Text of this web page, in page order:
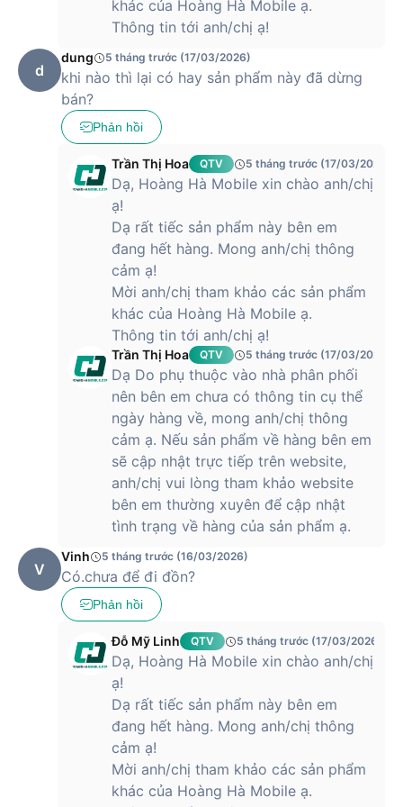
năng thông minh và độ bền cao, đây là lựa chọn lý tưởng cho
người dùng tìm kiếm một chiếc smartphone toàn diện và
đẳng cấp.
Biểu tượng của phong cách sang trọng, tinh tế
và mỏng nhẹ
Với trọng lượng chỉ 205g và độ mỏng 8.1mm, thiết bị tạo cảm
giác cầm nắm nhẹ nhàng, thoải mái trong mọi thao tác. Thiết
kế cong bốn cạnh mềm mại giúp tổng thể máy trở nên tinh tế
và hài hòa, đồng thời ôm trọn lòng bàn tay, mang lại cảm
giác dễ chịu ngay cả khi sử dụng trong thời gian dài.
Không chỉ nổi bật bởi vẻ ngoài sang trọng,
5G còn thể hiện độ bền ấn tượng khi đạt chuẩn kháng nước,
kháng bụi IP68 và IP69, cho phép người dùng yên tâm trong
mọi môi trường sử dụng. Sự chắc chắn của khung kim loại và
mặt lưng kính được gia công tỉ mỉ giúp máy luôn giữ được vẻ
đẹp bền bỉ theo thời gian.
Thiết bị còn nhận chứng nhận 5 sao từ SGS về khả năng
chống rơi và va đập, chứng minh chất lượng hoàn thiện đạt
chuẩn cao nhất trong phân khúc.
Hai phiên bản màuxámvàđenmang đến phong cách đơn
giản nhưng tinh tế, phù hợp với người dùng yêu thích sự tối
giản và chuyên nghiệp. Từng chi tiết đều được chăm chút kỹ
lưỡng, thể hiện tinh thần sáng tạo và sự tỉ mỉ trong thiết kế,
khẳng định vị thế của một chiếc smartphone cao cấp – mỏng
nhẹ, bền bỉ và sang trọng trong từng đường nét.
Màn hình HONOR 400 PRO 5G đỉnh cao cho
trải nghiệm thị giác, sắc nét trong từng khung
Điện thoại này mang đến trải nghiệm thị giác ấn tượng với
màn hình AMOLED 6.7 inch được tinh chỉnh hoàn hảo cho mọi
nhu cầu hiển thị. Độ sáng cực đại lên tới 5000 nits cho phép
người dùng quan sát nội dung rõ ràng ngay cả dưới ánh
nắng gay gắt. Gam màu rộng DCI-P3 cùng khả năng hiển thị
hơn một tỷ sắc độ mang lại hình ảnh chân thực, sống động
và có chiều sâu.
khác của Hoàng Hà Mobile ạ.
Thông tin tới anh/chị ạ!
d
dung 5 tháng trước (17/03/2026)
khi nào thì lại có hay sản phẩm này đã dừng
bán?
Phản hồi
Trần Thị Hoa QTV 5 tháng trước (17/03/2026)
Dạ, Hoàng Hà Mobile xin chào anh/chị
ạ!
Dạ rất tiếc sản phẩm này bên em
đang hết hàng. Mong anh/chị thông
cảm ạ!
Mời anh/chị tham khảo các sản phẩm
khác của Hoàng Hà Mobile ạ.
Thông tin tới anh/chị ạ!
Trần Thị Hoa QTV 5 tháng trước (17/03/2026)
Dạ Do phụ thuộc vào nhà phân phối
nên bên em chưa có thông tin cụ thể
ngày hàng về, mong anh/chị thông
cảm ạ. Nếu sản phẩm về hàng bên em
sẽ cập nhật trực tiếp trên website,
anh/chị vui lòng tham khảo website
bên em thường xuyên để cập nhật
tình trạng về hàng của sản phẩm ạ.
V
Vinh 5 tháng trước (16/03/2026)
Có.chưa để đi đồn?
Phản hồi
Đỗ Mỹ Linh QTV 5 tháng trước (17/03/2026)
Dạ, Hoàng Hà Mobile xin chào anh/chị
ạ!
Dạ rất tiếc sản phẩm này bên em
đang hết hàng. Mong anh/chị thông
cảm ạ!
Mời anh/chị tham khảo các sản phẩm
khác của Hoàng Hà Mobile ạ.